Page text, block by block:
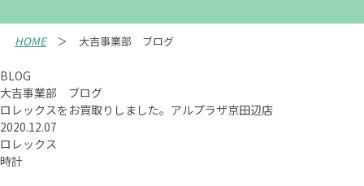
HOME 大吉事業部 ブログ
BLOG
大吉事業部 ブログ
ロレックスをお買取りしました。アルプラザ京田辺店
2020.12.07
ロレックス
時計